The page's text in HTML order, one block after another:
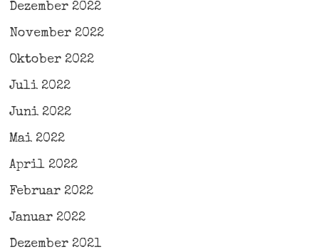
Dezember 2022
November 2022
Oktober 2022
Juli 2022
Juni 2022
Mai 2022
April 2022
Februar 2022
Januar 2022
Dezember 2021